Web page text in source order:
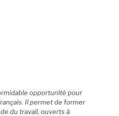
opportunité pour
Il permet de former
du travail, ouverts à